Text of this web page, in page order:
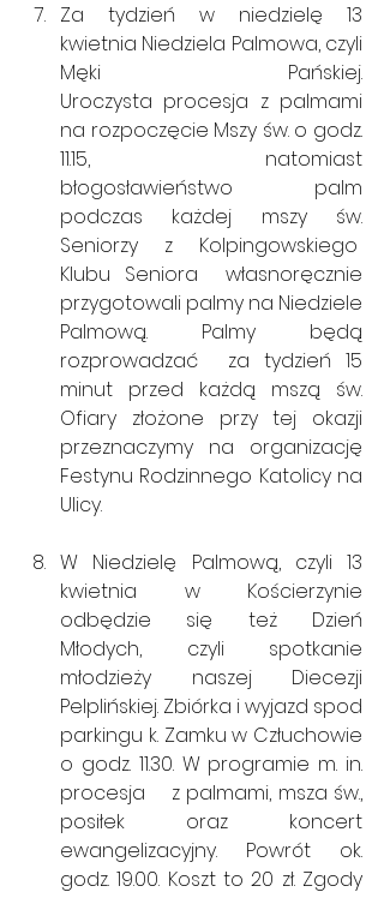
Za tydzień w niedzielę 13
kwietnia Niedziela Palmowa, czyli
Męki Pańskiej.
Uroczysta procesja z palmami
na rozpoczęcie Mszy św. o godz.
11.15, natomiast
błogosławieństwo palm
podczas każdej mszy św.
Seniorzy z Kolpingowskiego
Klubu Seniora  własnoręcznie
przygotowali palmy na Niedziele
Palmową. Palmy będą
rozprowadzać  za tydzień 15
minut przed każdą mszą św.
Ofiary złożone przy tej okazji
przeznaczymy na organizację
Festynu Rodzinnego Katolicy na
Ulicy.
W Niedzielę Palmową, czyli 13
kwietnia w Kościerzynie
odbędzie się też Dzień
Młodych, czyli spotkanie
młodzieży naszej Diecezji
Pelplińskiej. Zbiórka i wyjazd spod
parkingu k. Zamku w Człuchowie
o godz. 11.30. W programie m. in.
procesja    z palmami, msza św.,
posiłek oraz koncert
ewangelizacyjny. Powrót ok.
godz. 19.00. Koszt to 20 zł. Zgody